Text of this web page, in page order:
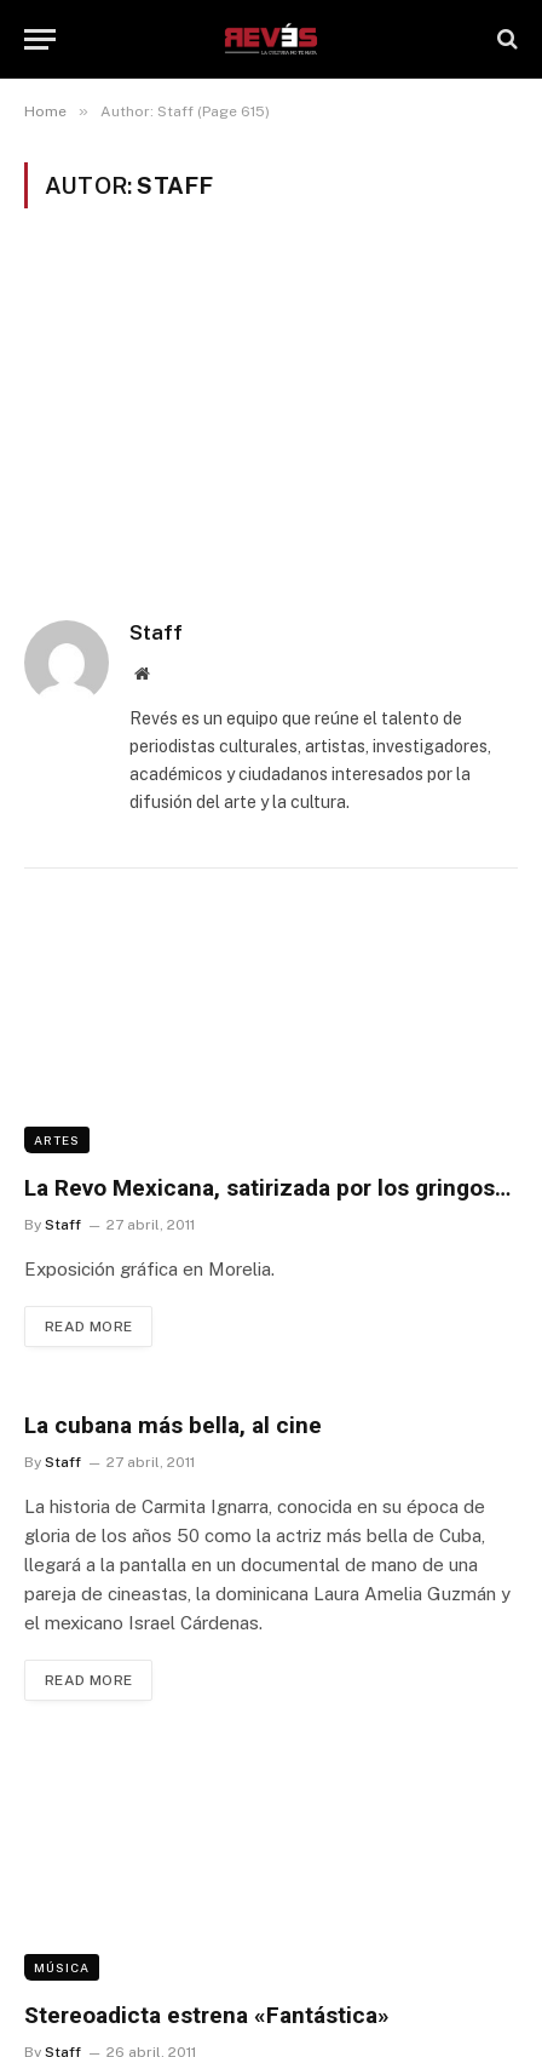
Home » Author: Staff (Page 615)
AUTOR:STAFF
Staff
Website
Revés es un equipo que reúne el talento de
periodistas culturales, artistas, investigadores,
académicos y ciudadanos interesados por la
difusión del arte y la cultura.
ARTES
La Revo Mexicana, satirizada por los gringos…
By Staff 27 abril, 2011
Exposición gráfica en Morelia.
READ MORE
La cubana más bella, al cine
By Staff 27 abril, 2011
La historia de Carmita Ignarra, conocida en su época de
gloria de los años 50 como la actriz más bella de Cuba,
llegará a la pantalla en un documental de mano de una
pareja de cineastas, la dominicana Laura Amelia Guzmán y
el mexicano Israel Cárdenas.
READ MORE
MÚSICA
Stereoadicta estrena «Fantástica»
By Staff 26 abril, 2011